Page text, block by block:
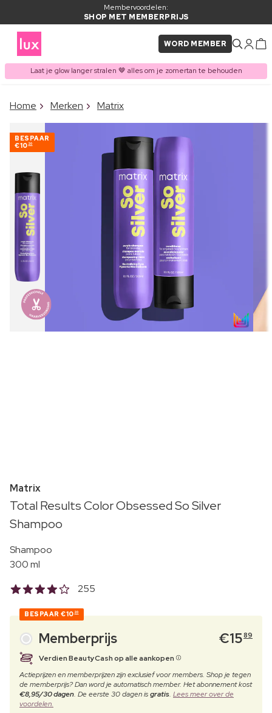
Membervoordelen:
SHOP MET MEMBERPRIJS
WORD MEMBER
Laat je glow langer stralen 🤎 alles om je zomertan te behouden
ITEM TOEGEVOEGD AAN
WINKELMAND
Home Merken Matrix
BESPAAR
€10 20
Matrix
Total Results Color Obsessed So Silver
Shampoo
Shampoo
300 ml
255
BESPAAR €10 20
Memberprijs €1589
Verdien BeautyCash op alle aankopen
Actieprijzen en memberprijzen zijn exclusief voor members. Shop je tegen
de memberprijs? Dan word je automatisch member. Het abonnement kost
€8,95/30 dagen. De eerste 30 dagen isgratis. Lees meer over de
voordelen.